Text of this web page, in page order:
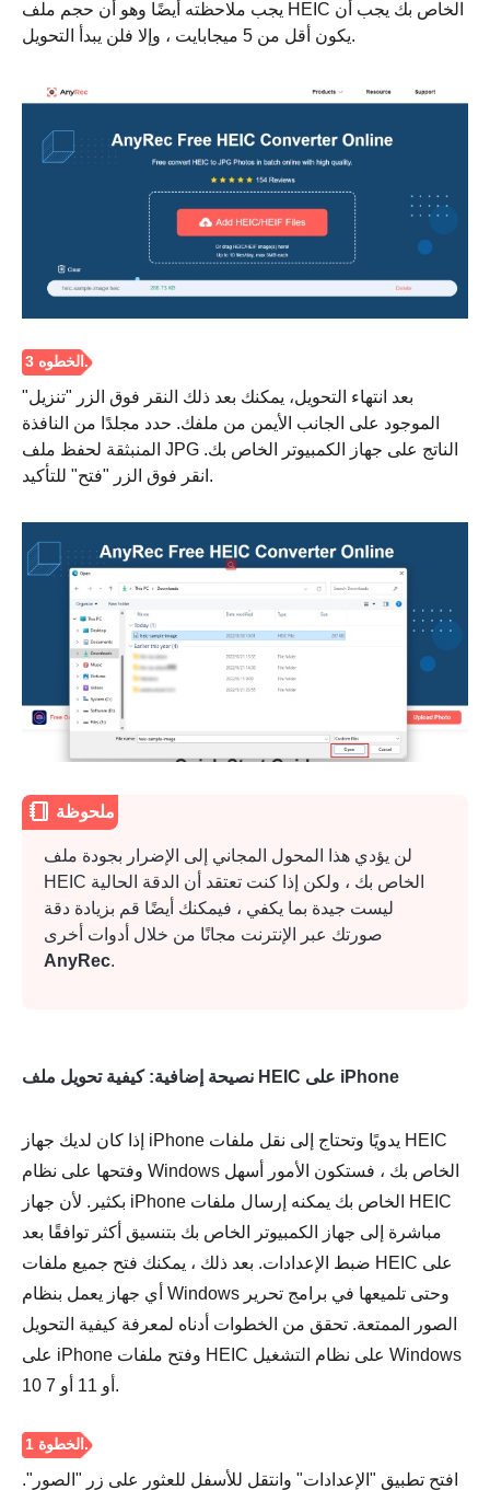
الخطوة 2.
يجب ملاحظته أيضًا وهو أن حجم ملف HEIC الخاص بك يجب أن
يكون أقل من 5 ميجابايت ، وإلا فلن يبدأ التحويل.
الخطوه 3.
بعد انتهاء التحويل، يمكنك بعد ذلك النقر فوق الزر "تنزيل"
الموجود على الجانب الأيمن من ملفك. حدد مجلدًا من النافذة
المنبثقة لحفظ ملف JPG الناتج على جهاز الكمبيوتر الخاص بك.
انقر فوق الزر "فتح" للتأكيد.
ملحوظة
لن يؤدي هذا المحول المجاني إلى الإضرار بجودة ملف
HEIC الخاص بك ، ولكن إذا كنت تعتقد أن الدقة الحالية
ليست جيدة بما يكفي ، فيمكنك أيضًا قم بزيادة دقة
صورتك عبر الإنترنت مجانًا من خلال أدوات أخرى
AnyRec.
نصيحة إضافية: كيفية تحويل ملف HEIC على iPhone
إذا كان لديك جهاز iPhone يدويًا وتحتاج إلى نقل ملفات HEIC
وفتحها على نظام Windows الخاص بك ، فستكون الأمور أسهل
بكثير. لأن جهاز iPhone الخاص بك يمكنه إرسال ملفات HEIC
مباشرة إلى جهاز الكمبيوتر الخاص بك بتنسيق أكثر توافقًا بعد
ضبط الإعدادات. بعد ذلك ، يمكنك فتح جميع ملفات HEIC على
أي جهاز يعمل بنظام Windows وحتى تلميعها في برامج تحرير
الصور الممتعة. تحقق من الخطوات أدناه لمعرفة كيفية التحويل
على iPhone وفتح ملفات HEIC على نظام التشغيل Windows
10 أو 11 أو 7.
افتح تطبيق "الإعدادات" وانتقل للأسفل للعثور على زر "الصور".